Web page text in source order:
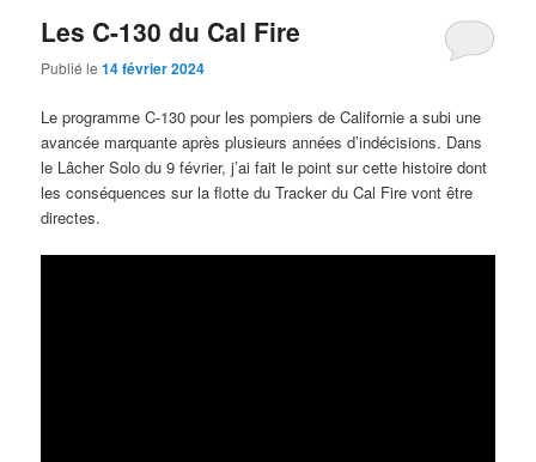
Les C-130 du Cal Fire
Publié le14 février 2024
Le programme C-130 pour les pompiers de Californie a subi une
avancée marquante après plusieurs années d’indécisions. Dans
le Lâcher Solo du 9 février, j’ai fait le point sur cette histoire dont
les conséquences sur la flotte du Tracker du Cal Fire vont être
directes.